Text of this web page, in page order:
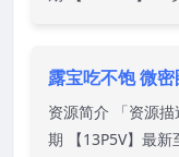
露宝吃不饱 微
资源简介 「资源
期 【13P5V】最